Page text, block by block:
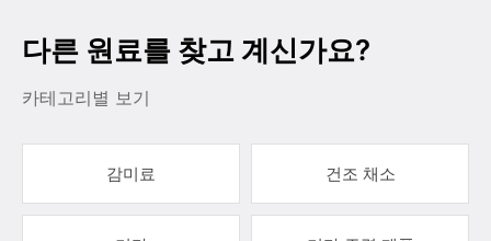
다른 원료를 찾고 계신가요?
카테고리별 보기
감미료 건조 채소